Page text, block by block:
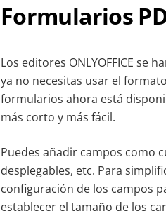
Formularios
Los editores ONLYOFFICE se
ya no necesitas usar el
formularios ahora está
más corto y más fácil.
Puedes añadir campos como
desplegables, etc. Para
configuración de los campos
establecer el tamaño de los